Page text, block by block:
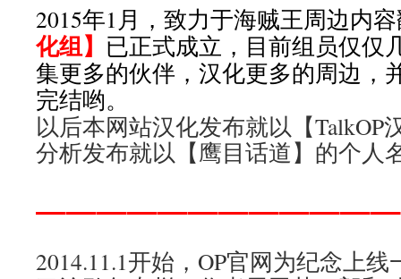
2015年1月，致力于海贼王周边内
化组】 已正式成立，目前组员仅仅
集更多的伙伴，汉化更多的周边，
完结哟。
以后本网站汉化发布就以【TalkOP
分析发布就以【鹰目话道】的个人
2014.11.1开始，OP官网为纪念上